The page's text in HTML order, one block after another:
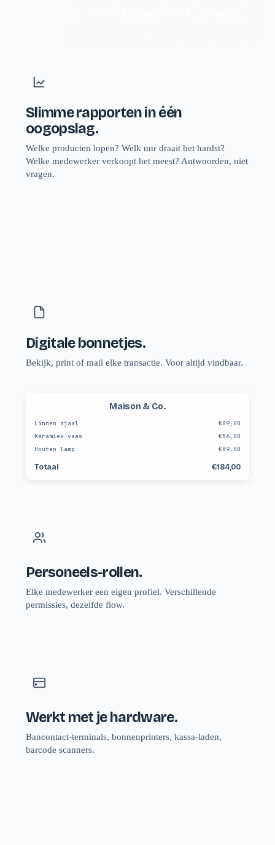
Slimme rapporten in één
oogopslag.
Welke producten lopen? Welk uur draait het hardst?
Welke medewerker verkoopt het meest? Antwoorden, niet
vragen.
Digitale bonnetjes.
Bekijk, print of mail elke transactie. Voor altijd vindbaar.
Maison & Co.
Linnen sjaal
€39,00
Keramiek vaas
€56,00
Houten lamp
€89,00
Totaal €184,00
Personeels-rollen.
Elke medewerker een eigen profiel. Verschillende
permissies, dezelfde flow.
Werkt met je hardware.
Bancontact-terminals, bonnenprinters, kassa-laden,
barcode scanners.